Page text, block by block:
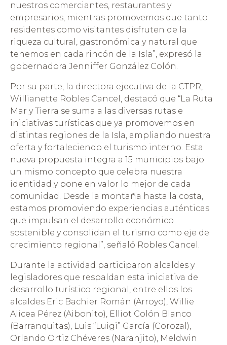
nuestros comerciantes, restaurantes y
empresarios, mientras promovemos que tanto
residentes como visitantes disfruten de la
riqueza cultural, gastronómica y natural que
tenemos en cada rincón de la Isla”, expresó la
gobernadora Jenniffer González Colón.
Por su parte, la directora ejecutiva de la CTPR,
Willianette Robles Cancel, destacó que “La Ruta
Mar y Tierra se suma a las diversas rutas e
iniciativas turísticas que ya promovemos en
distintas regiones de la Isla, ampliando nuestra
oferta y fortaleciendo el turismo interno. Esta
nueva propuesta integra a 15 municipios bajo
un mismo concepto que celebra nuestra
identidad y pone en valor lo mejor de cada
comunidad. Desde la montaña hasta la costa,
estamos promoviendo experiencias auténticas
que impulsan el desarrollo económico
sostenible y consolidan el turismo como eje de
crecimiento regional”, señaló Robles Cancel.
Durante la actividad participaron alcaldes y
legisladores que respaldan esta iniciativa de
desarrollo turístico regional, entre ellos los
alcaldes Eric Bachier Román (Arroyo), Willie
Alicea Pérez (Aibonito), Elliot Colón Blanco
(Barranquitas), Luis “Luigi” García (Corozal),
Orlando Ortiz Chéveres (Naranjito), Meldwin